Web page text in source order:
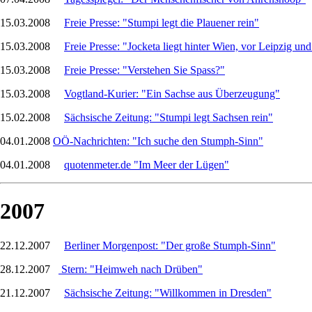
15.03.2008 Freie Presse: "Stumpi legt die Plauener rein"
15.03.2008 Freie Presse: "Jocketa liegt hinter Wien, vor Leipzig
15.03.2008 Freie Presse: "Verstehen Sie Spass?"
15.03.2008 Vogtland-Kurier: "Ein Sachse aus Überzeugung"
15.02.2008 Sächsische Zeitung: "Stumpi legt Sachsen rein"
04.01.2008 OÖ-Nachrichten: "Ich suche den Stumph-Sinn"
04.01.2008 quotenmeter.de "Im Meer der Lügen"
2007
22.12.2007 Berliner Morgenpost: "Der große Stumph-Sinn"
28.12.2007
Stern: "Heimweh nach Drüben"
21.12.2007 Sächsische Zeitung: "Willkommen in Dresden"